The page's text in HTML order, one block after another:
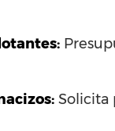
Solicita